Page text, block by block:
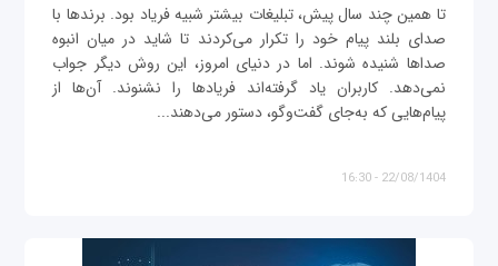
تا همین چند سال پیش، تبلیغات بیشتر شبیه فریاد بود. برندها با
صدای بلند پیام خود را تکرار می‌کردند تا شاید در میان انبوه
صداها شنیده شوند. اما در دنیای امروز، این روش دیگر جواب
نمی‌دهد. کاربران یاد گرفته‌اند فریادها را نشنوند. آن‌ها از
پیام‌هایی که به‌جای گفت‌وگو، دستور می‌دهند...
22/08/1404 - 16:30